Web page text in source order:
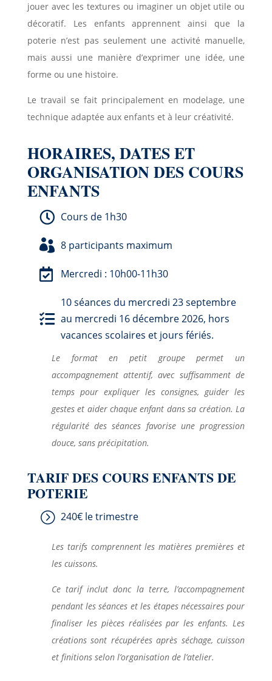
jouer avec les textures ou imaginer un objet utile ou
décoratif. Les enfants apprennent ainsi que la
poterie n’est pas seulement une activité manuelle,
mais aussi une manière d’exprimer une idée, une
forme ou une histoire.
Le travail se fait principalement en modelage, une
technique adaptée aux enfants et à leur créativité.
HORAIRES, DATES ET
ORGANISATION DES COURS
ENFANTS
 Cours de 1h30
 8 participants maximum
 Mercredi : 10h00-11h30

10 séances du mercredi 23 septembre
au mercredi 16 décembre 2026, hors
vacances scolaires et jours fériés.
Le format en petit groupe permet un
accompagnement attentif, avec suffisamment de
temps pour expliquer les consignes, guider les
gestes et aider chaque enfant dans sa création. La
régularité des séances favorise une progression
douce, sans précipitation.
TARIF DES COURS ENFANTS DE
POTERIE
= 240€ le trimestre
Les tarifs comprennent les matières premières et
les cuissons.
Ce tarif inclut donc la terre, l’accompagnement
pendant les séances et les étapes nécessaires pour
finaliser les pièces réalisées par les enfants. Les
créations sont récupérées après séchage, cuisson
et finitions selon l’organisation de l’atelier.